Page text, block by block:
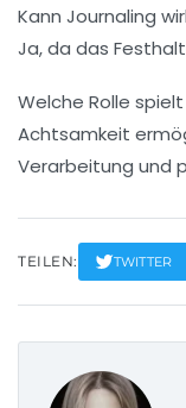
Kann Journaling
Ja, da das
Welche Rolle
Achtsamkeit
Verarbeitung und
TEILEN: TWITTER